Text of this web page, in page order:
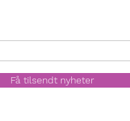
Få tilsendt nyheter